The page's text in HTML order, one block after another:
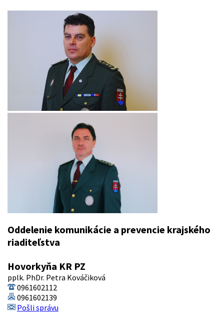
Oddelenie komunikácie a prevencie krajského
riaditeľstva
Hovorkyňa KR PZ
pplk. PhDr. Petra Kováčiková
0961602112
0961602139
Pošli správu